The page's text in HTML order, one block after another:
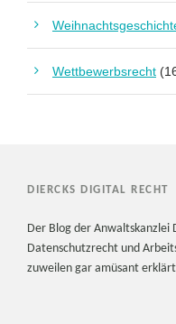
Wettbewerbsrecht
DIERCKS DIGITAL RECHT
Der Blog der Anwaltskanzlei
Datenschutzrecht und
zuweilen gar amüsant